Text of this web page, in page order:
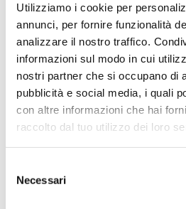
Utilizziamo i cookie per
annunci, per fornire funzionalità
analizzare il nostro traffico.
informazioni sul modo in cui
nostri partner che si occupano di
pubblicità e social media, i quali
con altre informazioni che hai
raccolto dal tuo utilizzo dei loro
delNecessari
S
Composition